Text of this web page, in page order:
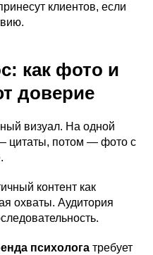
клиентов, если
как фото и
доверие
визуал. На одной
цитаты, потом — фото с
контент как
охваты. Аудитория
психолога требует